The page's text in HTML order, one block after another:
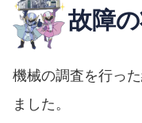
故障
機械の調査を行っ
ました。